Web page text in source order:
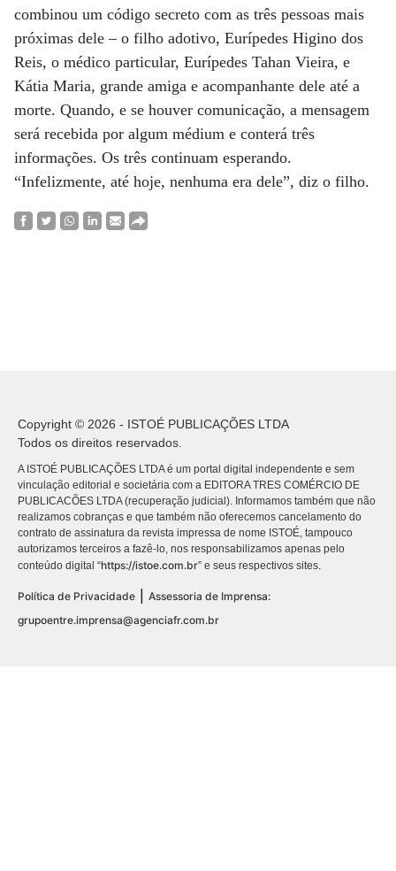
combinou um código secreto com as três pessoas mais
próximas dele – o filho adotivo, Eurípedes Higino dos
Reis, o médico particular, Eurípedes Tahan Vieira, e
Kátia Maria, grande amiga e acompanhante dele até a
morte. Quando, e se houver comunicação, a mensagem
será recebida por algum médium e conterá três
informações. Os três continuam esperando.
“Infelizmente, até hoje, nenhuma era dele”, diz o filho.
Copyright © 2026 - ISTOÉ PUBLICAÇÕES LTDA
Todos os direitos reservados.
A ISTOÉ PUBLICAÇÕES LTDA é um portal digital independente e sem
vinculação editorial e societária com a EDITORA TRES COMÉRCIO DE
PUBLICACÕES LTDA (recuperação judicial). Informamos também que não
realizamos cobranças e que também não oferecemos cancelamento do
contrato de assinatura da revista impressa de nome ISTOÉ, tampouco
autorizamos terceiros a fazê-lo, nos responsabilizamos apenas pelo
conteúdo digital “https://istoe.com.br” e seus respectivos sites.
Política de Privacidade | Assessoria de Imprensa:
grupoentre.imprensa@agenciafr.com.br